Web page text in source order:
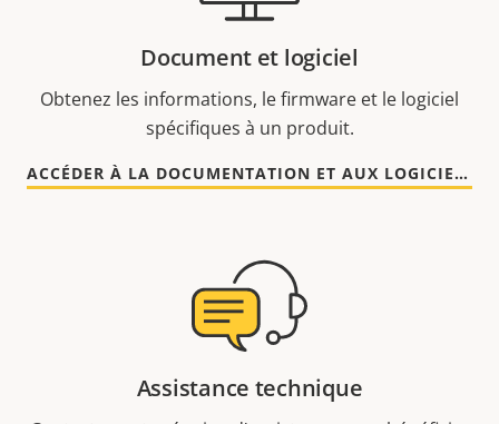
Document et logiciel
Obtenez les informations, le firmware et le logiciel
spécifiques à un produit.
ACCÉDER À LA DOCUMENTATION ET AUX LOGICIELS
Assistance technique